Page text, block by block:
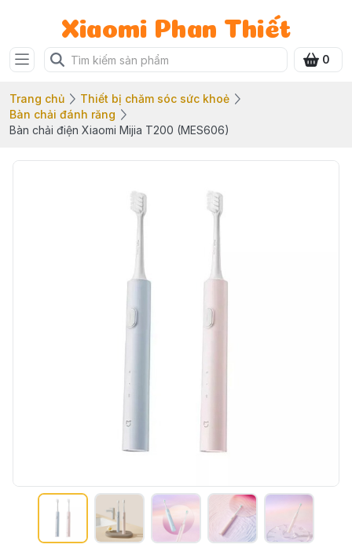
Xiaomi Phan Thiết
0
Trang chủ
Thiết bị chăm sóc sức khoẻ
Bàn chải đánh răng
Bàn chải điện Xiaomi Mijia T200 (MES606)